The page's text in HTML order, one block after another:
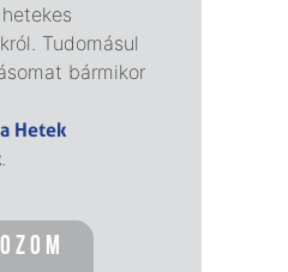
Tudomásul
bármikor
Hetek